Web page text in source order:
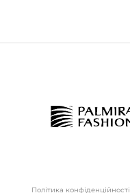
Політика конфіденційності